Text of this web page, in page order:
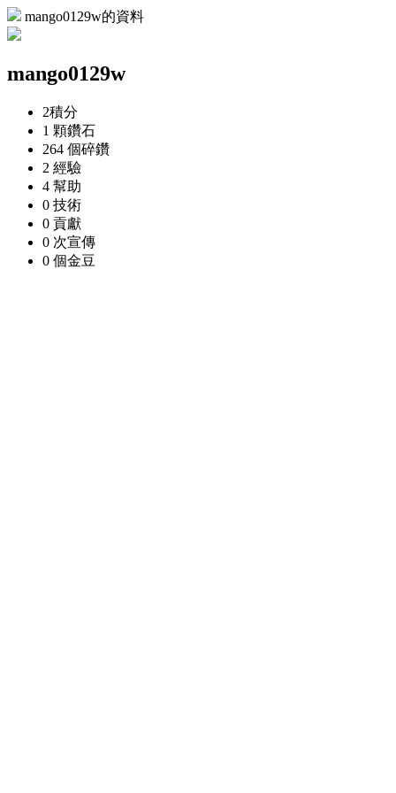
mango0129w的資料
mango0129w
2積分
1 顆鑽石
264 個碎鑽
2 經驗
4 幫助
0 技術
0 貢獻
0 次宣傳
0 個金豆